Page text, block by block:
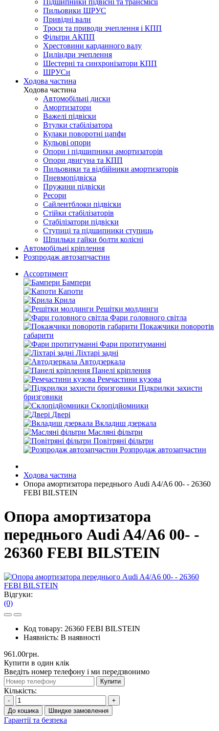
Підшипники підвісні та трансмісії
Пильовики ШРУС
Привідні вали
Троси та приводи зчеплення і КПП
Фільтри АКПП
Хрестовини карданного валу
Циліндри зчеплення
Шестерні та синхронізатори КПП
ШРУСи
Ходова частина
Ходова частина
Автомобільні диски
Амортизатори
Важелі підвіски
Втулки стабілізатора
Кулаки поворотні цапфи
Кульові опори
Опори і підшипники амортизаторів
Опори двигуна та КПП
Пильовики та відбійники амортизаторів
Пневмопідвіска
Пружини підвіски
Ресори
Сайлентблоки підвіски
Стійки стабілізаторів
Стабілізатори підвіски
Ступиці та підшипники ступиць
Шпильки гайки болти колісні
Автомобільні кріплення
Розпродаж автозапчастин
Ассортимент
Бампери
Капоти
Крила
Решітки молдинги
Фари головного світла
Покажчики поворотів
габарити
Фари протитуманні
Ліхтарі задні
Автодзеркала
Панелі кріплення
Ремчастини кузова
Підкрилки захисти
бризговики
Склопідйомники
Двері
Вкладиш дзеркала
Масляні фільтри
Повітряні фільтри
Розпродаж автозапчастин
Ходова частина
Опора амортизатора переднього Audi A4/A6 00- - 26360
FEBI BILSTEIN
Опора амортизатора
переднього Audi A4/A6 00- -
26360 FEBI BILSTEIN
Відгуки:
(0)
Код товару: 26360 FEBI BILSTEIN
Наявність: В наявності
961.00грн.
Купити в один клік
Введіть номер телефону і ми передзвонимо
Купити
Кількість:
-
+
До кошика
Швидке замовлення
Гарантії та безпека